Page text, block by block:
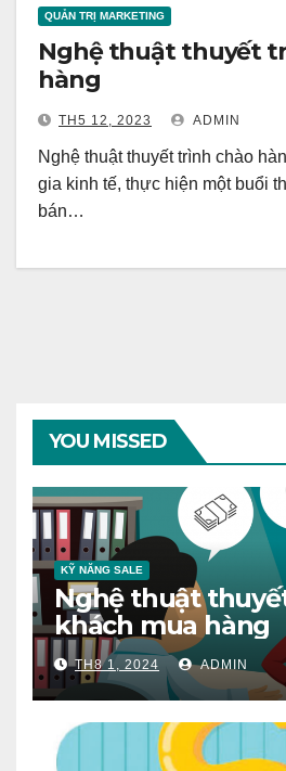
QUẢN TRỊ MARKETING
Nghệ thuật thuyết
hàng
TH5 12, 2023 ADMIN
Nghệ thuật thuyết trình chào
gia kinh tế, thực hiện một buổi
bán…
YOU MISSED
KỸ NĂNG SALE
Nghệ thuật
khách mua hàng
TH8 1, 2024 ADMIN